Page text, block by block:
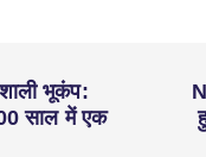
भूकंप:
साल में एक